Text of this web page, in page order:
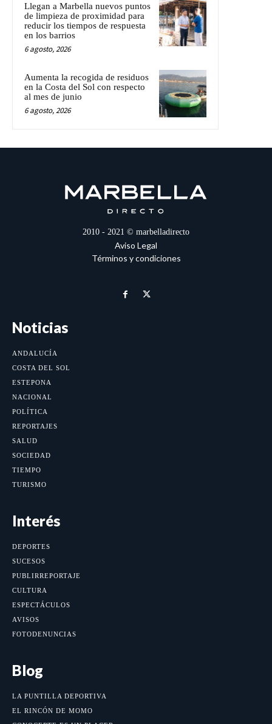
Llegan a Marbella nuevos puntos
de limpieza de proximidad para
reducir los tiempos de respuesta
en los barrios
6 agosto, 2026
Aumenta la recogida de residuos
en la Costa del Sol con respecto
al mes de junio
6 agosto, 2026
2010 - 2021 © marbelladirecto
Aviso Legal
Términos y condiciones
Noticias
ANDALUCÍA
COSTA DEL SOL
ESTEPONA
NACIONAL
POLÍTICA
REPORTAJES
SALUD
SOCIEDAD
TIEMPO
TURISMO
Interés
DEPORTES
SUCESOS
PUBLIRREPORTAJE
CULTURA
ESPECTÁCULOS
AVISOS
FOTODENUNCIAS
Blog
LA PUNTILLA DEPORTIVA
EL RINCÓN DE MOMO